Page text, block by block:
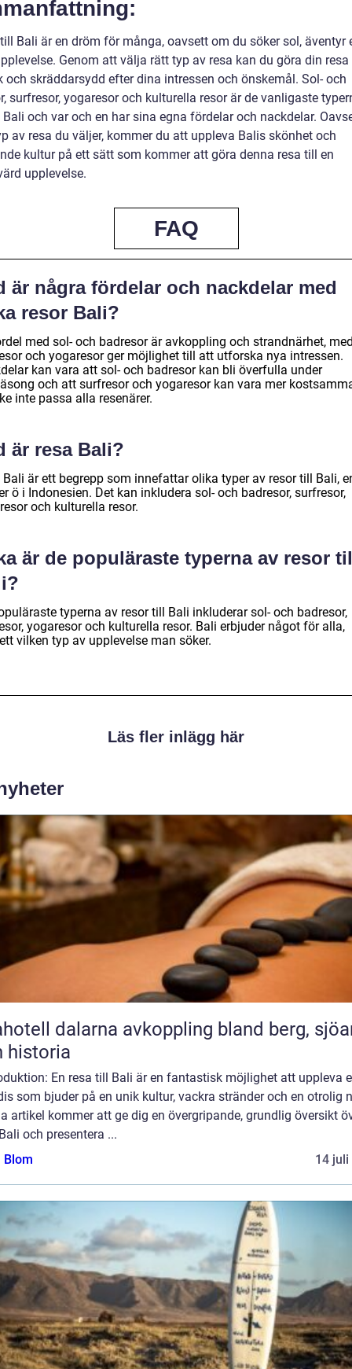
Bali är en dröm för många, oavsett om du söker sol, äventyr
Genom att välja rätt typ av resa kan du göra din
och skräddarsydd efter dina intressen och önskemål. Sol- och
surfresor, yogaresor och kulturella resor är de vanligaste
och var och en har sina egna fördelar och nackdelar.
av resa du väljer, kommer du att uppleva Balis skönhet och
kultur på ett sätt som kommer att göra denna resa till en
upplevelse.
FAQ
är några fördelar och nackdelar med
resor Bali?
med sol- och badresor är avkoppling och strandnärhet,
och yogaresor ger möjlighet till att utforska nya intressen.
kan vara att sol- och badresor kan bli överfulla under
och att surfresor och yogaresor kan vara mer
inte passa alla resenärer.
är resa Bali?
Bali är ett begrepp som innefattar olika typer av resor till Bali,
ö i Indonesien. Det kan inkludera sol- och badresor, surfresor,
och kulturella resor.
är de populäraste typerna av resor
typerna av resor till Bali inkluderar sol- och badresor,
yogaresor och kulturella resor. Bali erbjuder något för alla,
vilken typ av upplevelse man söker.
Läs fler inlägg här
avkoppling bland berg, sjöar
historia
En resa till Bali är en fantastisk möjlighet att uppleva
som bjuder på en unik kultur, vackra stränder och en otrolig
artikel kommer att ge dig en övergripande, grundlig översikt
och presentera ...
Blom
14 juli